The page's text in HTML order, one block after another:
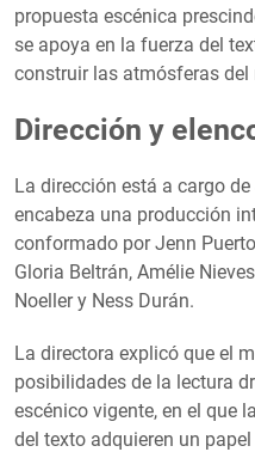
propuesta escénica
se apoya en la fuerza del
construir las atmósferas del
Dirección y
La dirección está a cargo
encabeza una producción
conformado por Jenn
Gloria Beltrán, Amélie
Noeller y Ness Durán.
La directora explicó que el
posibilidades de la lectura
escénico vigente, en el que
del texto adquieren un